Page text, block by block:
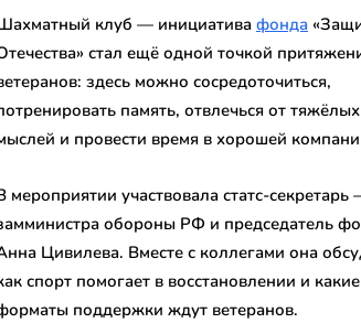
клуб — инициатива фонда
стал ещё одной точкой
здесь можно сосредоточиться,
память, отвлечься от тяжёлых
и провести время в хорошей
мероприятии участвовала статс-секретарь
обороны РФ и председатель
Цивилева. Вместе с коллегами она
спорт помогает в восстановлении и
поддержки ждут ветеранов.